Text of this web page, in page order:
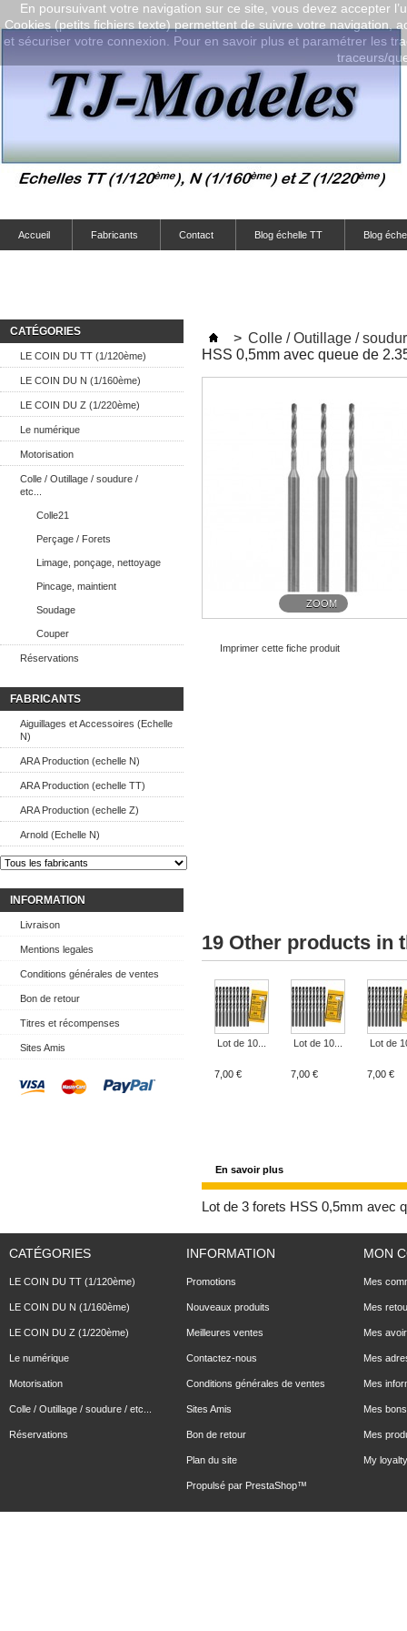
Accueil Fabricants Contact Blog échelle TT Blog
CATÉGORIES
LE COIN DU TT (1/120ème)
LE COIN DU N (1/160ème)
LE COIN DU Z (1/220ème)
Le numérique
Motorisation
Colle / Outillage / soudure /
etc...
Colle21
Perçage / Forets
Limage, ponçage, nettoyage
Pincage, maintient
Soudage
Couper
Réservations
FABRICANTS
Aiguillages et Accessoires (Echelle
N)
ARA Production (echelle N)
ARA Production (echelle TT)
ARA Production (echelle Z)
Arnold (Echelle N)
INFORMATION
Livraison
Mentions legales
Conditions générales de ventes
Bon de retour
Titres et récompenses
Sites Amis
> Colle / Outillage /
HSS 0,5mm avec queue de
ZOOM
Imprimer cette fiche produit
19 Other products in
Lot de 10...
7,00 €
Lot de 10...
7,00 €
Lot de
7,00 €
En savoir plus
Lot de 3 forets HSS 0,5mm avec
CATÉGORIES
LE COIN DU TT (1/120ème)
LE COIN DU N (1/160ème)
LE COIN DU Z (1/220ème)
Le numérique
Motorisation
Colle / Outillage / soudure / etc...
Réservations
INFORMATION
Promotions
Nouveaux produits
Meilleures ventes
Contactez-nous
Conditions générales de ventes
Sites Amis
Bon de retour
Plan du site
Propulsé par PrestaShop™
MON
Mes
Mes
Mes
Mes
Mes
Mes
Mes
My
En poursuivant votre navigation sur ce site, vous devez accepter
Cookies (petits fichiers texte) permettent de suivre votre navigation,
et sécuriser votre connexion. Pour en savoir plus et paramétrer les
traceurs/